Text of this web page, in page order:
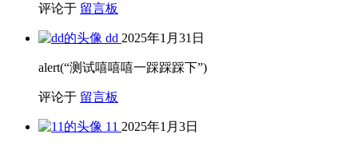
评论于 留言板
dd 2025年1月31日
alert(“测试嘻嘻嘻一踩踩踩下”)
评论于 留言板
11 2025年1月3日